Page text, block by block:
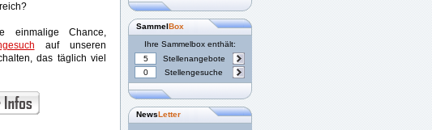
einmalige Chance,
auf unseren
das täglich viel
SammelBox
Ihre Sammelbox enthält:
5
Stellenangebote
0
Stellengesuche
NewsLetter